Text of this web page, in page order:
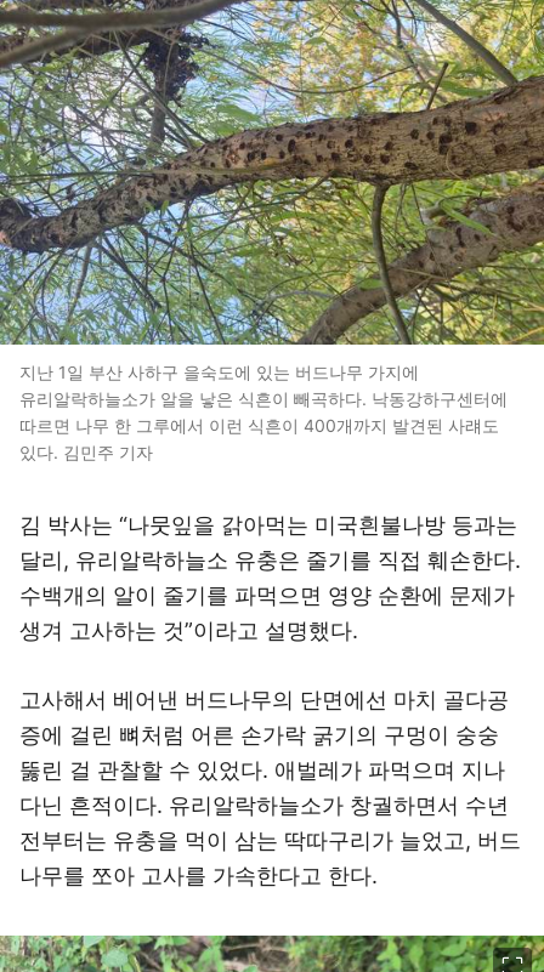
지난 1일 부산 사하구 을숙도에 있는 버드나무 가지에
유리알락하늘소가 알을 낳은 식흔이 빼곡하다. 낙동강하구센터에
따르면 나무 한 그루에서 이런 식흔이 400개까지 발견된 사럐도
있다. 김민주 기자
김 박사는 “나뭇잎을 갉아먹는 미국흰불나방 등과는
달리, 유리알락하늘소 유충은 줄기를 직접 훼손한다.
수백개의 알이 줄기를 파먹으면 영양 순환에 문제가
생겨 고사하는 것”이라고 설명했다.
고사해서 베어낸 버드나무의 단면에선 마치 골다공
증에 걸린 뼈처럼 어른 손가락 굵기의 구멍이 숭숭
뚫린 걸 관찰할 수 있었다. 애벌레가 파먹으며 지나
다닌 흔적이다. 유리알락하늘소가 창궐하면서 수년
전부터는 유충을 먹이 삼는 딱따구리가 늘었고, 버드
나무를 쪼아 고사를 가속한다고 한다.